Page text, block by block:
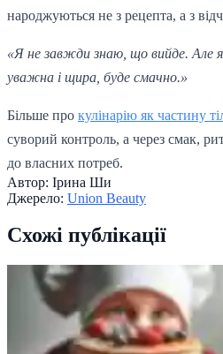
народжуються не з рецепта, а з
«Я не завжди знаю, що вийде. Але
уважна і щира, буде смачно.»
Більше про кулінарію як частину
суворий контроль, а через смак,
до власних потреб.
Автор: Ірина Ши
Джерело: Union Beauty
Схожі публікації